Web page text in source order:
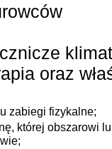
oraz
zabiegi fizykalne;
której obszarowi